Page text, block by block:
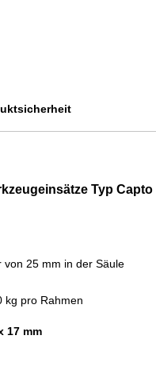
Typ Capto
von 25 mm in der Säule
kg pro Rahmen
17 mm